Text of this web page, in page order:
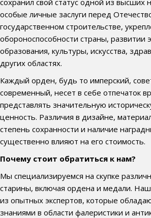
сохранил свой статус одной из высших
особые личные заслуги перед
государственном строительстве,
обороноспособности страны, развитии
образования, культуры, искусства,
других областях.
Каждый орден, будь то имперский,
современный, несет в себе отпечаток
представлять значительную
ценность. Различия в дизайне,
степень сохранности и наличие
существенно влияют на его стоимость.
Почему стоит обратиться к нам?
Мы специализируемся на скупке
старины, включая ордена и медали.
из опытных экспертов, которые
знаниями в области фалеристики и